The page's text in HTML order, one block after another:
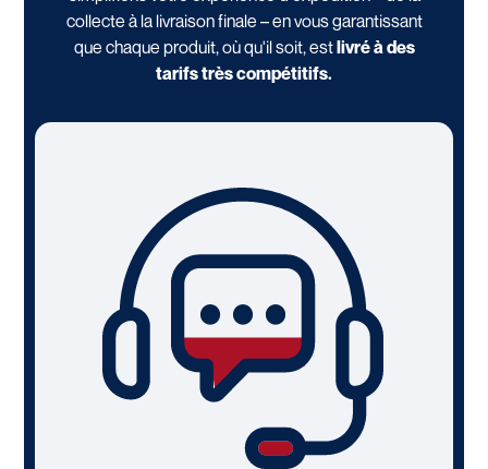
collecte à la livraison finale – en vous garantissant
que chaque produit, où qu'il soit, estlivré à des
tarifs très compétitifs.